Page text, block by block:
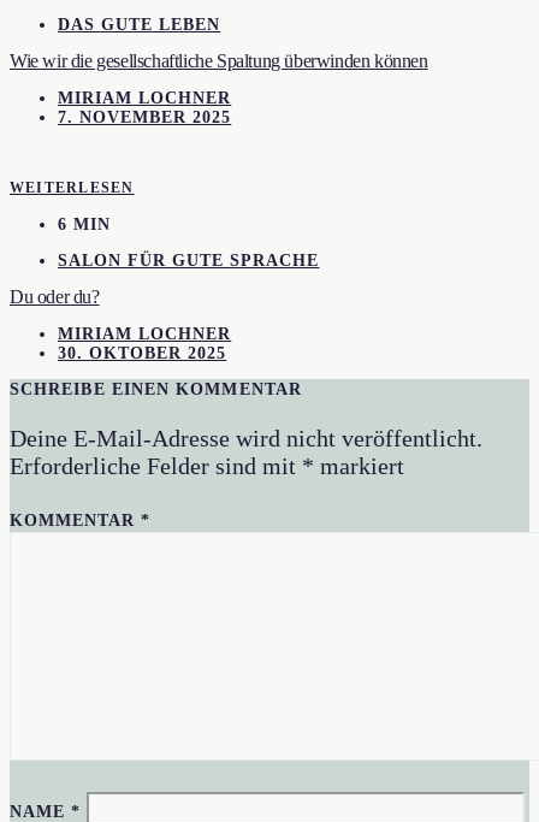
DAS GUTE LEBEN
Wie wir die gesellschaftliche Spaltung überwinden können
MIRIAM LOCHNER
7. NOVEMBER 2025
WEITERLESEN
6 MIN
SALON FÜR GUTE SPRACHE
Du oder du?
MIRIAM LOCHNER
30. OKTOBER 2025
SCHREIBE EINEN KOMMENTAR
Deine E-Mail-Adresse wird nicht veröffentlicht.
Erforderliche Felder sind mit * markiert
KOMMENTAR*
NAME*